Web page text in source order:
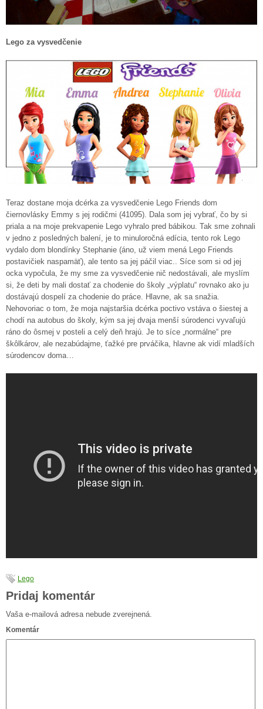
Lego za vysvedčenie
Teraz dostane moja dcérka za vysvedčenie Lego Friends dom
čiernovlásky Emmy s jej rodičmi (41095). Dala som jej vybrať, čo by si
priala a na moje prekvapenie Lego vyhralo pred bábikou. Tak sme zohnali
v jedno z posledných balení, je to minuloročná edícia, tento rok Lego
vydalo dom blondínky Stephanie (áno, už viem mená Lego Friends
postavičiek naspamäť), ale tento sa jej páčil viac.. Síce som si od jej
ocka vypočula, že my sme za vysvedčenie nič nedostávali, ale myslím
si, že deti by mali dostať za chodenie do školy „výplatu“ rovnako ako ju
dostávajú dospelí za chodenie do práce. Hlavne, ak sa snažia.
Nehovoriac o tom, že moja najstaršia dcérka poctivo vstáva o šiestej a
chodí na autobus do školy, kým sa jej dvaja menší súrodenci vyvaľujú
ráno do ôsmej v posteli a celý deň hrajú. Je to síce „normálne“ pre
škôlkárov, ale nezabúdajme, ťažké pre prváčika, hlavne ak vidí mladších
súrodencov doma…
Lego
Pridaj komentár
Vaša e-mailová adresa nebude zverejnená.
Komentár